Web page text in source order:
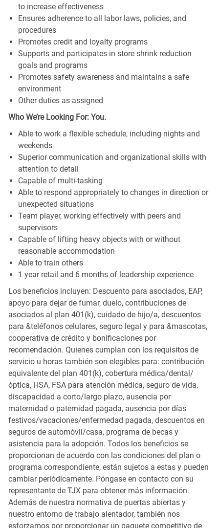
to increase effectiveness
Ensures adherence to all labor laws, policies, and
procedures
Promotes credit and loyalty programs
Supports and participates in store shrink reduction
goals and programs
Promotes safety awareness and maintains a safe
environment
Other duties as assigned
Who We’re Looking For: You.
Able to work a flexible schedule, including nights and
weekends
Superior communication and organizational skills with
attention to detail
Capable of multi-tasking
Able to respond appropriately to changes in direction or
unexpected situations
Team player, working effectively with peers and
supervisors
Capable of lifting heavy objects with or without
reasonable accommodation
Able to train others
1 year retail and 6 months of leadership experience
Los beneficios incluyen: Descuento para asociados, EAP,
apoyo para dejar de fumar, duelo, contribuciones de
asociados al plan 401(k), cuidado de hijo/a, descuentos
para &teléfonos celulares, seguro legal y para &mascotas,
cooperativa de crédito y bonificaciones por
recomendación. Quienes cumplan con los requisitos de
servicio u horas también son elegibles para: contribución
equivalente del plan 401(k), cobertura médica/dental/
óptica, HSA, FSA para atención médica, seguro de vida,
discapacidad a corto/largo plazo, ausencia por
maternidad o paternidad pagada, ausencia por días
festivos/vacaciones/enfermedad pagada, descuentos en
seguros de automóvil/casa, programa de becas y
asistencia para la adopción. Todos los beneficios se
proporcionan de acuerdo con las condiciones del plan o
programa correspondiente, están sujetos a estas y pueden
cambiar periódicamente. Póngase en contacto con su
representante de TJX para obtener más información.
Además de nuestra normativa de puertas abiertas y
nuestro entorno de trabajo alentador, también nos
esforzamos por proporcionar un paquete competitivo de